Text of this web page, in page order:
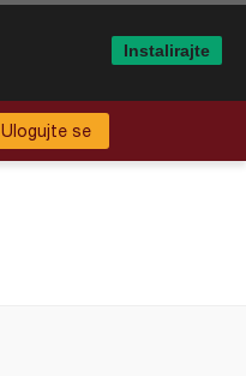
Ulogujte se
Instalirajte